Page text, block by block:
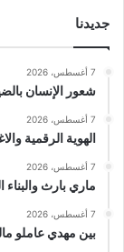
جديدنا
7 أغسطس، 2026
شعور الإنسان
7 أغسطس، 2026
الهوية الرقمية
7 أغسطس، 2026
ماري بارث
7 أغسطس، 2026
بين مهدي عاملو